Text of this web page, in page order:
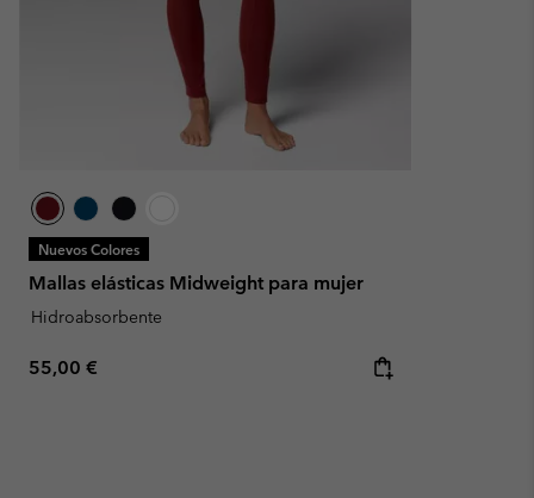
Nuevos Colores
Mallas elásticas Midweight para mujer
Hidroabsorbente
Regular price:
55,00 €